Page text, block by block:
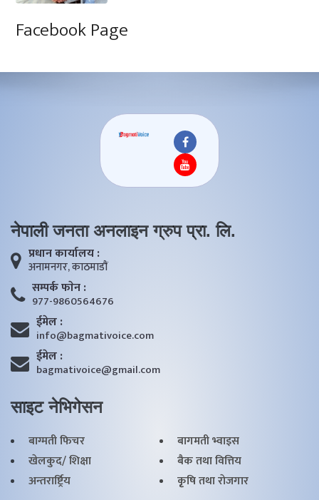
Facebook Page
नेपाली जनता अनलाइन ग्रुप प्रा. लि.
प्रधान कार्यालय :
अनामनगर, काठमाडाैं
सम्पर्क फाेन :
977-9860564676
ईमेल :
info@bagmativoice.com
ईमेल :
bagmativoice@gmail.com
साइट नेभिगेसन
बाग्मती फिचर
बागमती भ्वाइस
खेलकुद/ शिक्षा
बैक तथा वित्तिय
अन्तरार्ष्ट्रिय
कृृषि तथा राेजगार